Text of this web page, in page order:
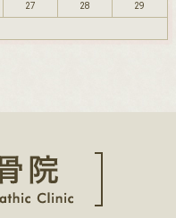
27 28 29